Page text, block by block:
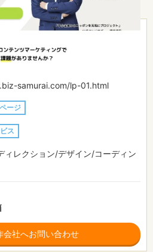
samurai.com/lp-01.html
ージ
ス
ィレクション/デザイン/コーディン
会社へお問い合わせ